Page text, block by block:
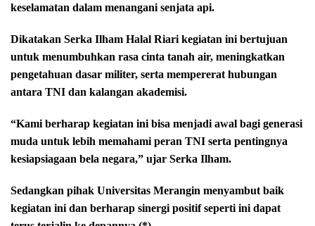
keselamatan dalam menangani senjata api.
Dikatakan Serka Ilham Halal Riari kegiatan ini bertujuan
untuk menumbuhkan rasa cinta tanah air, meningkatkan
pengetahuan dasar militer, serta mempererat hubungan
antara TNI dan kalangan akademisi.
“Kami berharap kegiatan ini bisa menjadi awal bagi generasi
muda untuk lebih memahami peran TNI serta pentingnya
kesiapsiagaan bela negara,” ujar Serka Ilham.
Sedangkan pihak Universitas Merangin menyambut baik
kegiatan ini dan berharap sinergi positif seperti ini dapat